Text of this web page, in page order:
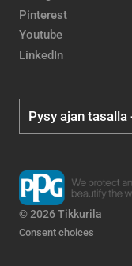
Pinterest
Youtube
LinkedIn
Pysy ajan
© 2026 Tikkurila
Consent choices